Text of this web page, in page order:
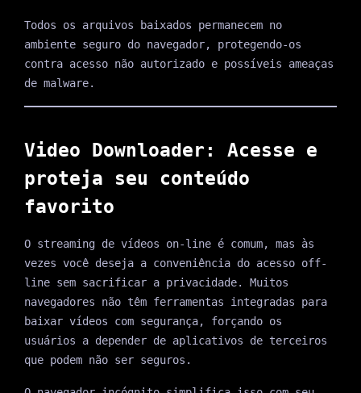
Todos os arquivos baixados permanecem no
ambiente seguro do navegador, protegendo-os
contra acesso não autorizado e possíveis ameaças
de malware.
Video Downloader: Acesse e
proteja seu conteúdo
favorito
O streaming de vídeos on-line é comum, mas às
vezes você deseja a conveniência do acesso off-
line sem sacrificar a privacidade. Muitos
navegadores não têm ferramentas integradas para
baixar vídeos com segurança, forçando os
usuários a depender de aplicativos de terceiros
que podem não ser seguros.